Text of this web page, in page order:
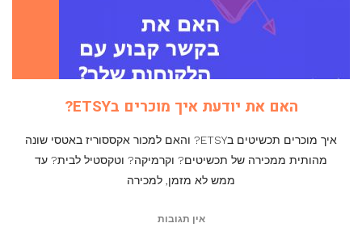
האם את יודעת איך מוכרים בETSY?
איך מוכרים תכשיטים בETSY? והאם למכור אקססוריז באטסי שונה
מהותית ממכירה של תכשיטים? וקרמיקה? וטקסטיל לבית? עד
ממש לא מזמן, למכירה
אין תגובות